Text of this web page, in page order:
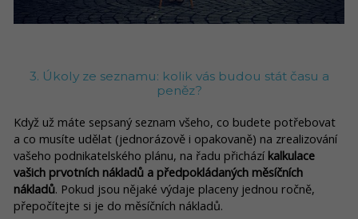
3. Úkoly ze seznamu: kolik vás budou stát času a
peněz?
Když už máte sepsaný seznam všeho, co budete potřebovat
a co musíte udělat (jednorázově i opakovaně) na zrealizování
vašeho podnikatelského plánu, na řadu přichází kalkulace
vašich prvotních nákladů a předpokládaných měsíčních
nákladů. Pokud jsou nějaké výdaje placeny jednou ročně,
přepočítejte si je do měsíčních nákladů.